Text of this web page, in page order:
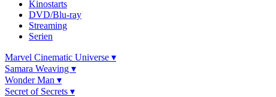
Kinostarts
DVD/Blu-ray
Streaming
Serien
Marvel Cinematic Universe ▾
Samara Weaving ▾
Wonder Man ▾
Secret of Secrets ▾